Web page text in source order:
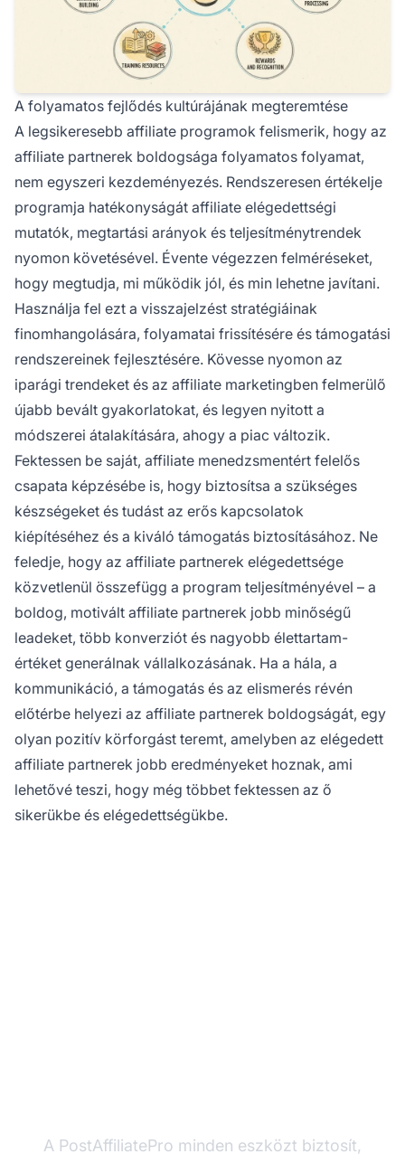
A folyamatos fejlődés kultúrájának megteremtése
A legsikeresebb affiliate programok felismerik, hogy az
affiliate partnerek boldogsága folyamatos folyamat,
nem egyszeri kezdeményezés. Rendszeresen értékelje
programja hatékonyságát affiliate elégedettségi
mutatók, megtartási arányok és teljesítménytrendek
nyomon követésével. Évente végezzen felméréseket,
hogy megtudja, mi működik jól, és min lehetne javítani.
Használja fel ezt a visszajelzést stratégiáinak
finomhangolására, folyamatai frissítésére és támogatási
rendszereinek fejlesztésére. Kövesse nyomon az
iparági trendeket és az affiliate marketingben felmerülő
újabb bevált gyakorlatokat, és legyen nyitott a
módszerei átalakítására, ahogy a piac változik.
Fektessen be saját, affiliate menedzsmentért felelős
csapata képzésébe is, hogy biztosítsa a szükséges
készségeket és tudást az erős kapcsolatok
kiépítéséhez és a kiváló támogatás biztosításához. Ne
feledje, hogy az affiliate partnerek elégedettsége
közvetlenül összefügg a program teljesítményével – a
boldog, motivált affiliate partnerek jobb minőségű
leadeket, több konverziót és nagyobb élettartam-
értéket generálnak vállalkozásának. Ha a hála, a
kommunikáció, a támogatás és az elismerés révén
előtérbe helyezi az affiliate partnerek boldogságát, egy
olyan pozitív körforgást teremt, amelyben az elégedett
affiliate partnerek jobb eredményeket hoznak, ami
lehetővé teszi, hogy még többet fektessen az ő
sikerükbe és elégedettségükbe.
A PostAffiliatePro minden eszközt biztosít,